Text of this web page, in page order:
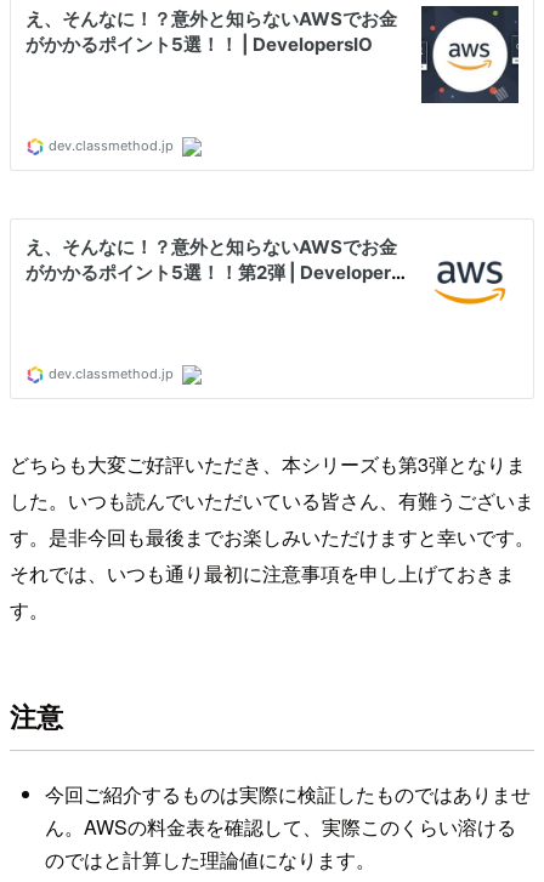
どちらも大変ご好評いただき、本シリーズも第3弾となりま
した。いつも読んでいただいている皆さん、有難うございま
す。是非今回も最後までお楽しみいただけますと幸いです。
それでは、いつも通り最初に注意事項を申し上げておきま
す。
注意
今回ご紹介するものは実際に検証したものではありませ
ん。AWSの料金表を確認して、実際このくらい溶ける
のではと計算した理論値になります。